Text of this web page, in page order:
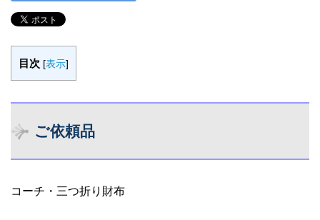
目次 [表示]
ご依頼品
コーチ・三つ折り財布